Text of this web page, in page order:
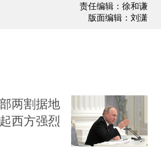
责任编辑：徐和谦
版面编辑：刘潇
两割据地
西方强烈